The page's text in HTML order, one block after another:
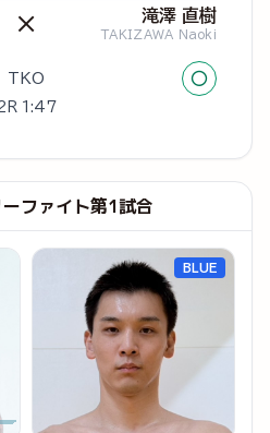
× 滝澤 直樹
TAKIZAWA Naoki
TKO ○
1:47
ファイト第1試合
BLUE